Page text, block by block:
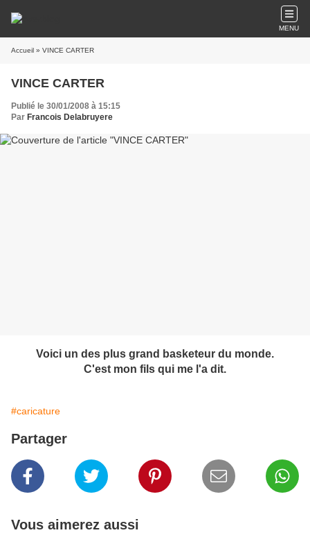
MENU
Accueil » VINCE CARTER
VINCE CARTER
Publié le 30/01/2008 à 15:15
Par Francois Delabruyere
Voici un des plus grand basketeur du monde.
C'est mon fils qui me l'a dit.
#caricature
Partager
Vous aimerez aussi